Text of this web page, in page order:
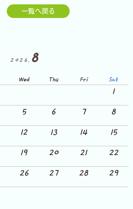
一覧へ戻る
2026. 8
Wed Thu Fri Sat
1
5 6 7
8
12 13 14
15
19 20 21
22
26 27 28
29